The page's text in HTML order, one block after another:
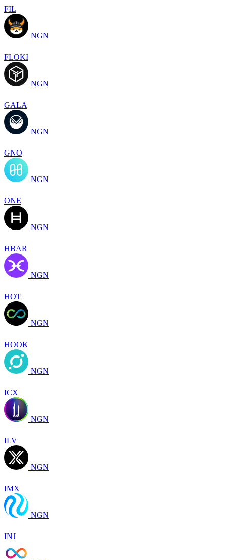
FIL
NGN
FLOKI
NGN
GALA
NGN
GNO
NGN
ONE
NGN
HBAR
NGN
HOT
NGN
HOOK
NGN
ICX
NGN
ILV
NGN
IMX
NGN
INJ